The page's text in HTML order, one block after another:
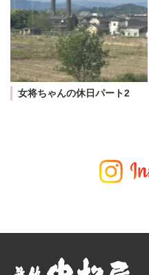
女将ちゃんの休日パート2